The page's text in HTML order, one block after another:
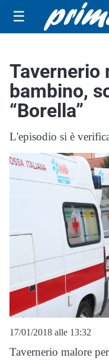
☰
Tavernerio
bambino,
“Borella”
L'episodio si è
17/01/2018 alle 13:32
Tavernerio malore